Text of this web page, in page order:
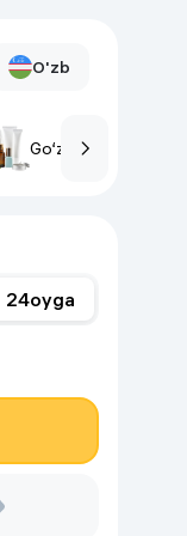
O'zb
Go‘zallik va parvarish
24oyga